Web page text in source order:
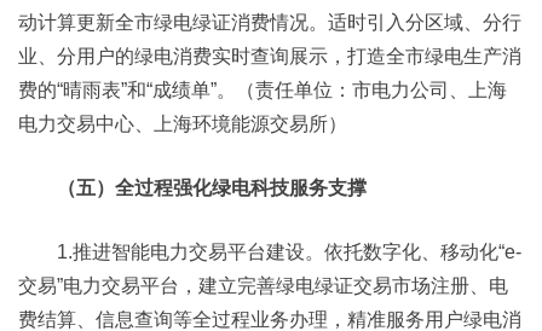
动计算更新全市绿电绿证消费情况。适时引入分区域、分行
业、分用户的绿电消费实时查询展示，打造全市绿电生产消
费的“晴雨表”和“成绩单”。（责任单位：市电力公司、上海
电力交易中心、上海环境能源交易所）
（五）全过程强化绿电科技服务支撑
1.推进智能电力交易平台建设。依托数字化、移动化“e-
交易”电力交易平台，建立完善绿电绿证交易市场注册、电
费结算、信息查询等全过程业务办理，精准服务用户绿电消